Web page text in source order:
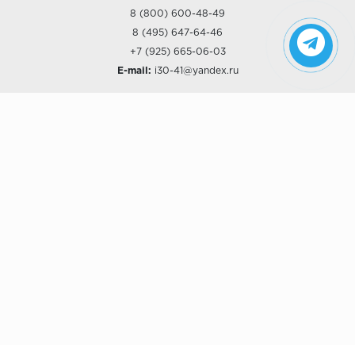
8 (800) 600-48-49
8 (495) 647-64-46
+7 (925) 665-06-03
E-mail: i30-41@yandex.ru